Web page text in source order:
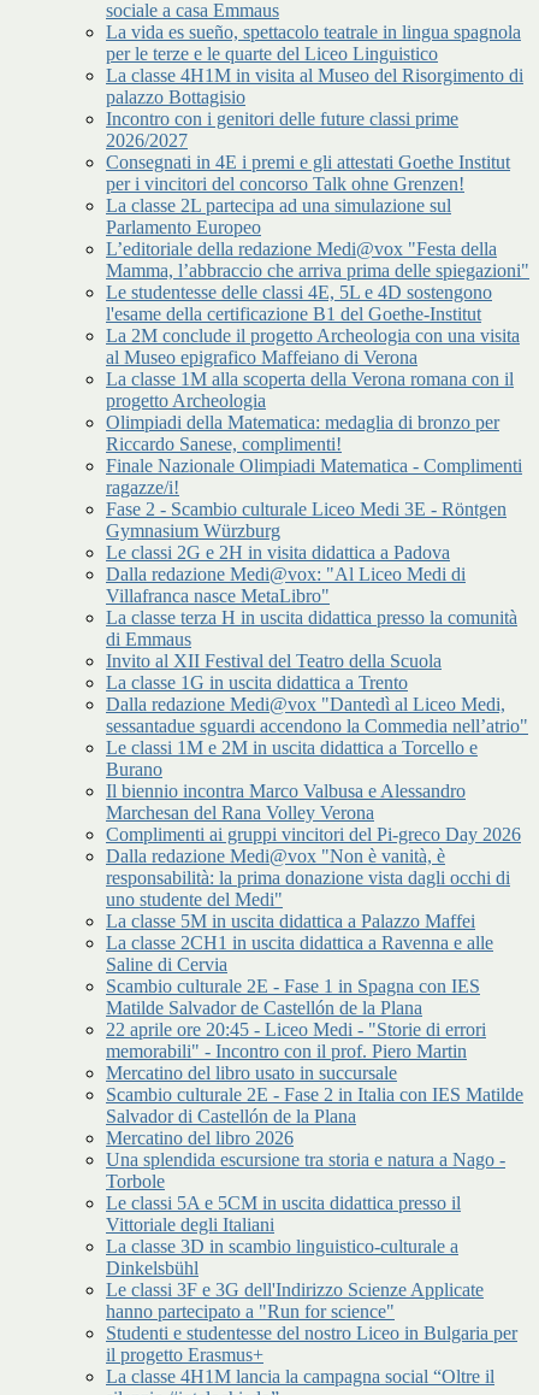
sociale a casa Emmaus
La vida es sueño, spettacolo teatrale in lingua spagnola
per le terze e le quarte del Liceo Linguistico
La classe 4H1M in visita al Museo del Risorgimento di
palazzo Bottagisio
Incontro con i genitori delle future classi prime
2026/2027
Consegnati in 4E i premi e gli attestati Goethe Institut
per i vincitori del concorso Talk ohne Grenzen!
La classe 2L partecipa ad una simulazione sul
Parlamento Europeo
L’editoriale della redazione Medi@vox "Festa della
Mamma, l’abbraccio che arriva prima delle spiegazioni"
Le studentesse delle classi 4E, 5L e 4D sostengono
l'esame della certificazione B1 del Goethe-Institut
La 2M conclude il progetto Archeologia con una visita
al Museo epigrafico Maffeiano di Verona
La classe 1M alla scoperta della Verona romana con il
progetto Archeologia
Olimpiadi della Matematica: medaglia di bronzo per
Riccardo Sanese, complimenti!
Finale Nazionale Olimpiadi Matematica - Complimenti
ragazze/i!
Fase 2 - Scambio culturale Liceo Medi 3E - Röntgen
Gymnasium Würzburg
Le classi 2G e 2H in visita didattica a Padova
Dalla redazione Medi@vox: "Al Liceo Medi di
Villafranca nasce MetaLibro"
La classe terza H in uscita didattica presso la comunità
di Emmaus
Invito al XII Festival del Teatro della Scuola
La classe 1G in uscita didattica a Trento
Dalla redazione Medi@vox "Dantedì al Liceo Medi,
sessantadue sguardi accendono la Commedia nell’atrio"
Le classi 1M e 2M in uscita didattica a Torcello e
Burano
Il biennio incontra Marco Valbusa e Alessandro
Marchesan del Rana Volley Verona
Complimenti ai gruppi vincitori del Pi-greco Day 2026
Dalla redazione Medi@vox "Non è vanità, è
responsabilità: la prima donazione vista dagli occhi di
uno studente del Medi"
La classe 5M in uscita didattica a Palazzo Maffei
La classe 2CH1 in uscita didattica a Ravenna e alle
Saline di Cervia
Scambio culturale 2E - Fase 1 in Spagna con IES
Matilde Salvador de Castellón de la Plana
22 aprile ore 20:45 - Liceo Medi - "Storie di errori
memorabili" - Incontro con il prof. Piero Martin
Mercatino del libro usato in succursale
Scambio culturale 2E - Fase 2 in Italia con IES Matilde
Salvador di Castellón de la Plana
Mercatino del libro 2026
Una splendida escursione tra storia e natura a Nago -
Torbole
Le classi 5A e 5CM in uscita didattica presso il
Vittoriale degli Italiani
La classe 3D in scambio linguistico-culturale a
Dinkelsbühl
Le classi 3F e 3G dell'Indirizzo Scienze Applicate
hanno partecipato a "Run for science"
Studenti e studentesse del nostro Liceo in Bulgaria per
il progetto Erasmus+
La classe 4H1M lancia la campagna social “Oltre il